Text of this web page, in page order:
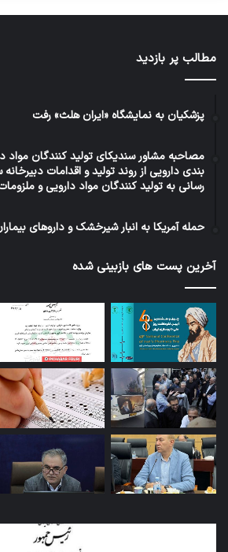
مطالب پر بازدید
پزشکیان به نمایشگاه «ایران هلث» رفت
مصاحبه مشاور سندیکای تولید کنندگان مواد
بندی دارویی از روند تولید و اقدامات
رسانی به تولید کنندگان مواد دارویی و
حمله آمریکا به انبار شیرخشک و داروهای
آخرین پست های بازبینی شده